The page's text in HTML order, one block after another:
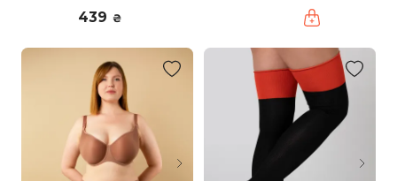
439 ₴